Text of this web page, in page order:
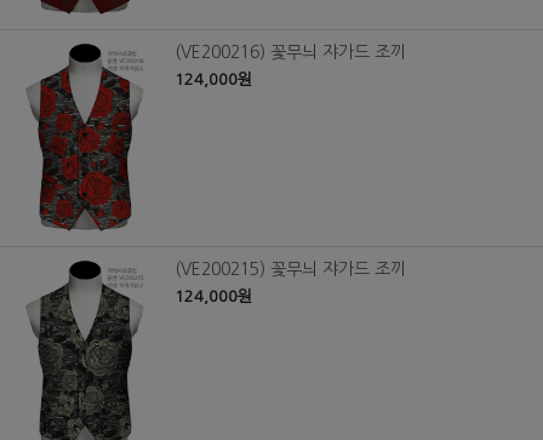
(VE200216) 꽃무늬 쟈가드 조끼
124,000원
(VE200215) 꽃무늬 쟈가드 조끼
124,000원